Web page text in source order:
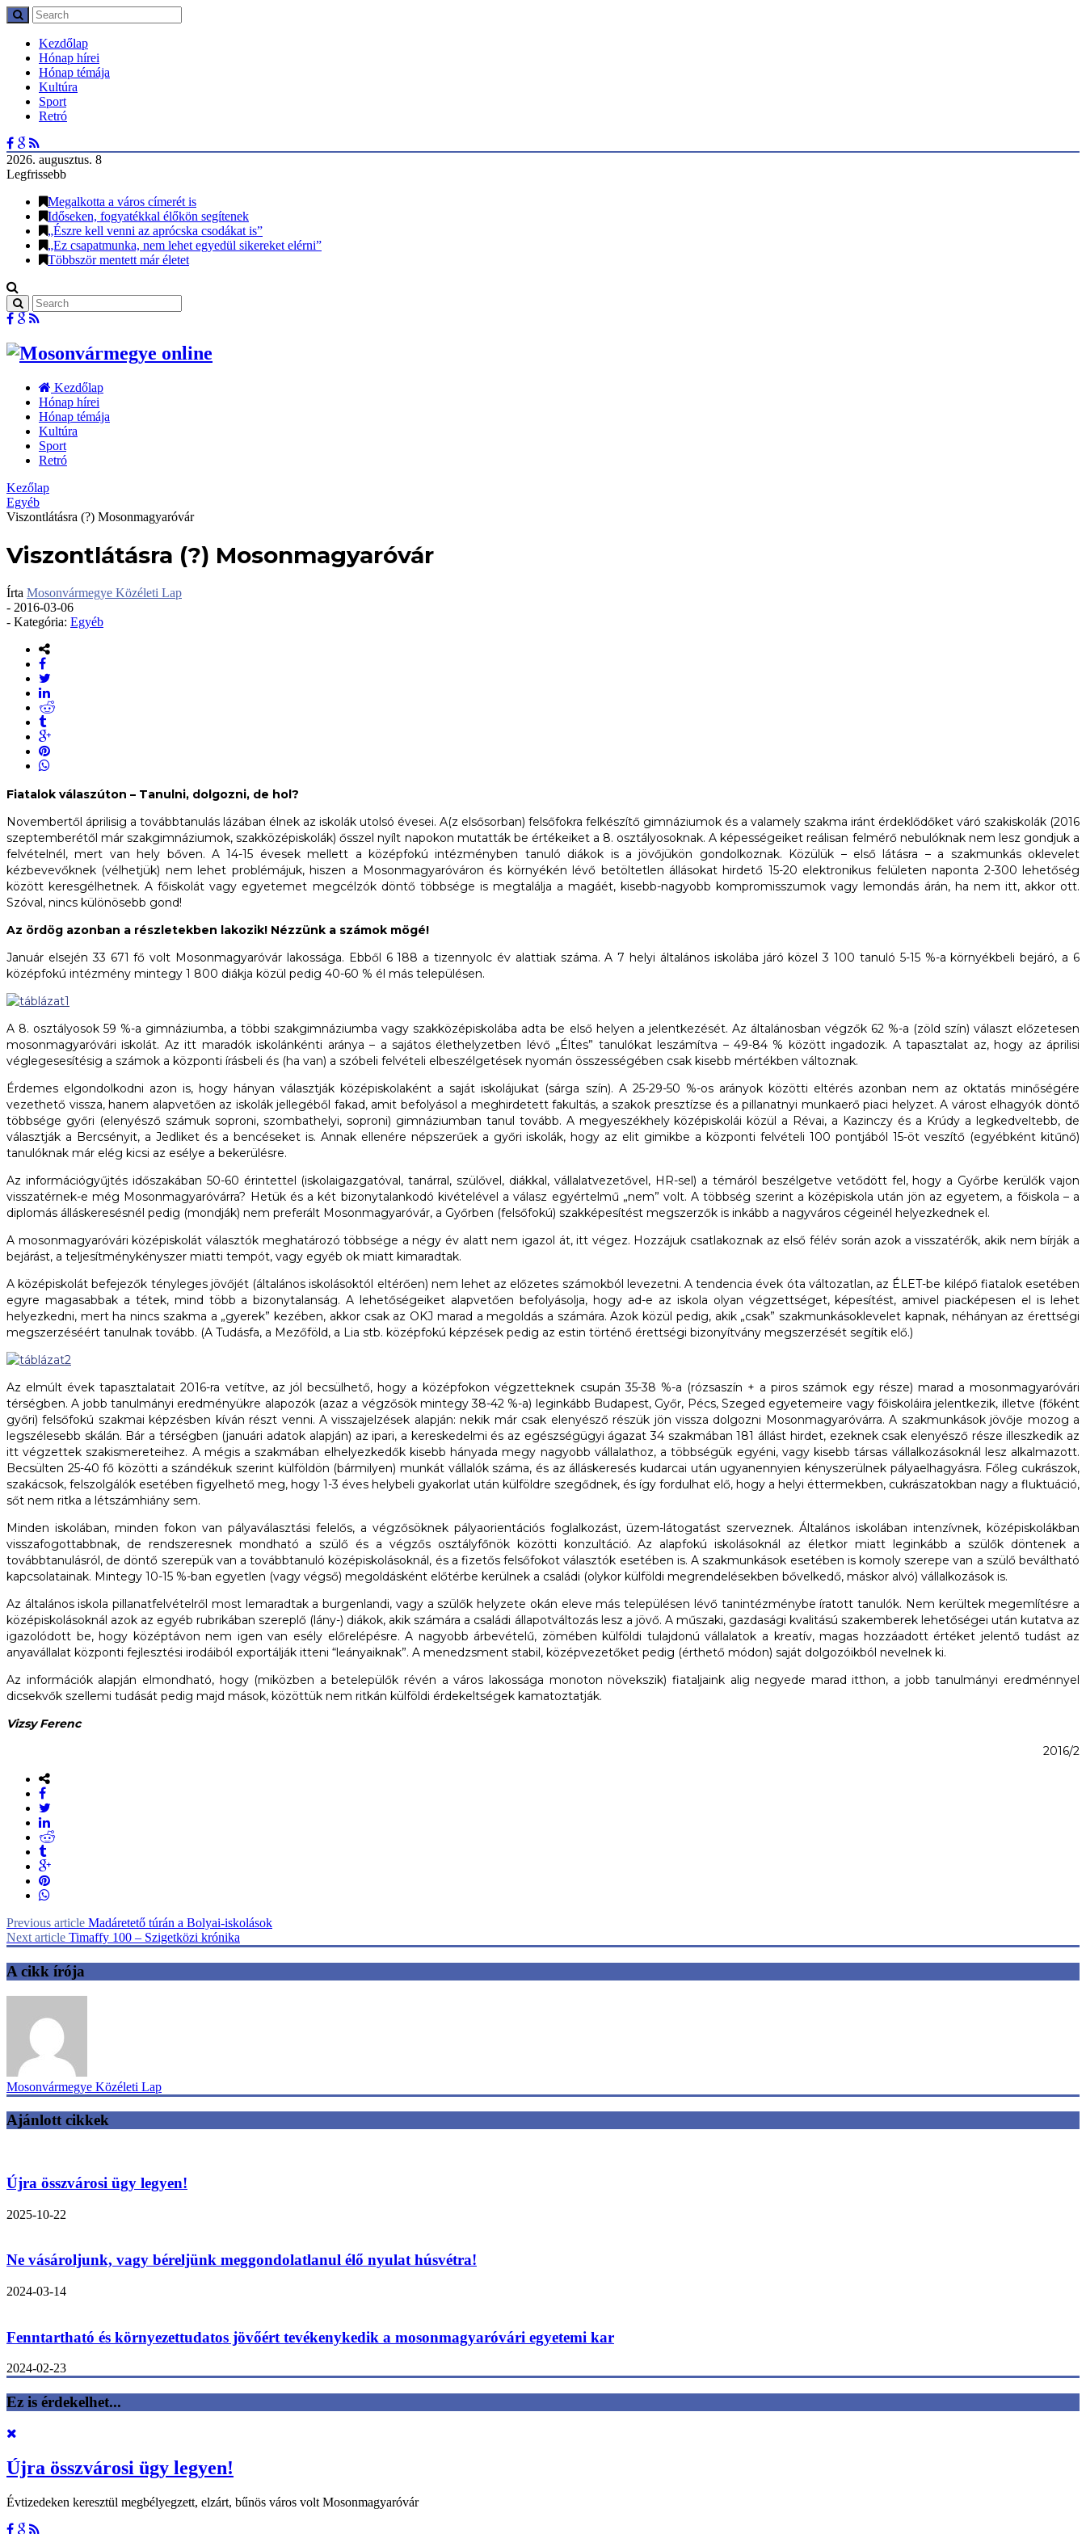
Kezdőlap
Hónap hírei
Hónap témája
Kultúra
Sport
Retró
2026. augusztus. 8
Legfrissebb
Megalkotta a város címerét is
Időseken, fogyatékkal élőkön segítenek
„Észre kell venni az aprócska csodákat is”
„Ez csapatmunka, nem lehet egyedül sikereket elérni”
Többször mentett már életet
Kezdőlap
Hónap hírei
Hónap témája
Kultúra
Sport
Retró
Kezőlap
Egyéb
Viszontlátásra (?) Mosonmagyaróvár
Viszontlátásra (?) Mosonmagyaróvár
Írta Mosonvármegye Közéleti Lap
- 2016-03-06
- Kategória: Egyéb
Fiatalok válaszúton – Tanulni, dolgozni, de hol?
Novembertől áprilisig a továbbtanulás lázában élnek az iskolák utolsó évesei. A(z elsősorban) felsőfokra felkészítő gimnáziumok és a valamely szakma iránt érdeklődőket váró szakiskolák (2016
szeptemberétől már szakgimnáziumok, szakközépiskolák) ősszel nyílt napokon mutatták be értékeiket a 8. osztályosoknak. A képességeiket reálisan felmérő nebulóknak nem lesz gondjuk a
felvételnél, mert van hely bőven. A 14-15 évesek mellett a középfokú intézményben tanuló diákok is a jövőjükön gondolkoznak. Közülük – első látásra – a szakmunkás oklevelet
kézbevevőknek (vélhetjük) nem lehet problémájuk, hiszen a Mosonmagyaróváron és környékén lévő betöltetlen állásokat hirdető 15-20 elektronikus felületen naponta 2-300 lehetőség
között keresgélhetnek. A főiskolát vagy egyetemet megcélzók döntő többsége is megtalálja a magáét, kisebb-nagyobb kompromisszumok vagy lemondás árán, ha nem itt, akkor ott.
Szóval, nincs különösebb gond!
Az ördög azonban a részletekben lakozik! Nézzünk a számok mögé!
Január elsején 33 671 fő volt Mosonmagyaróvár lakossága. Ebből 6 188 a tizennyolc év alattiak száma. A 7 helyi általános iskolába járó közel 3 100 tanuló 5-15 %-a környékbeli bejáró, a 6
középfokú intézmény mintegy 1 800 diákja közül pedig 40-60 % él más településen.
A 8. osztályosok 59 %-a gimnáziumba, a többi szakgimnáziumba vagy szakközépiskolába adta be első helyen a jelentkezését. Az általánosban végzők 62 %-a (zöld szín) választ előzetesen
mosonmagyaróvári iskolát. Az itt maradók iskolánkénti aránya – a sajátos élethelyzetben lévő „Éltes” tanulókat leszámítva – 49-84 % között ingadozik. A tapasztalat az, hogy az áprilisi
véglegesesítésig a számok a központi írásbeli és (ha van) a szóbeli felvételi elbeszélgetések nyomán összességében csak kisebb mértékben változnak.
Érdemes elgondolkodni azon is, hogy hányan választják középiskolaként a saját iskolájukat (sárga szín). A 25-29-50 %-os arányok közötti eltérés azonban nem az oktatás minőségére
vezethető vissza, hanem alapvetően az iskolák jellegéből fakad, amit befolyásol a meghirdetett fakultás, a szakok presztízse és a pillanatnyi munkaerő piaci helyzet. A várost elhagyók döntő
többsége győri (elenyésző számuk soproni, szombathelyi, soproni) gimnáziumban tanul tovább. A megyeszékhely középiskolái közül a Révai, a Kazinczy és a Krúdy a legkedveltebb, de
választják a Bercsényit, a Jedliket és a bencéseket is. Annak ellenére népszerűek a győri iskolák, hogy az elit gimikbe a központi felvételi 100 pontjából 15-öt veszítő (egyébként kitűnő)
tanulóknak már elég kicsi az esélye a bekerülésre.
Az információgyűjtés időszakában 50-60 érintettel (iskolaigazgatóval, tanárral, szülővel, diákkal, vállalatvezetővel, HR-sel) a témáról beszélgetve vetődött fel, hogy a Győrbe kerülők vajon
visszatérnek-e még Mosonmagyaróvárra? Hetük és a két bizonytalankodó kivételével a válasz egyértelmű „nem” volt. A többség szerint a középiskola után jön az egyetem, a főiskola – a
diplomás álláskeresésnél pedig (mondják) nem preferált Mosonmagyaróvár, a Győrben (felsőfokú) szakképesítést megszerzők is inkább a nagyváros cégeinél helyezkednek el.
A mosonmagyaróvári középiskolát választók meghatározó többsége a négy év alatt nem igazol át, itt végez. Hozzájuk csatlakoznak az első félév során azok a visszatérők, akik nem bírják a
bejárást, a teljesítménykényszer miatti tempót, vagy egyéb ok miatt kimaradtak.
A középiskolát befejezők tényleges jövőjét (általános iskolásoktól eltérően) nem lehet az előzetes számokból levezetni. A tendencia évek óta változatlan, az ÉLET-be kilépő fiatalok esetében
egyre magasabbak a tétek, mind több a bizonytalanság. A lehetőségeiket alapvetően befolyásolja, hogy ad-e az iskola olyan végzettséget, képesítést, amivel piacképesen el is lehet
helyezkedni, mert ha nincs szakma a „gyerek” kezében, akkor csak az OKJ marad a megoldás a számára. Azok közül pedig, akik „csak” szakmunkásoklevelet kapnak, néhányan az érettségi
megszerzéséért tanulnak tovább. (A Tudásfa, a Mezőföld, a Lia stb. középfokú képzések pedig az estin történő érettségi bizonyítvány megszerzését segítik elő.)
Az elmúlt évek tapasztalatait 2016-ra vetítve, az jól becsülhető, hogy a középfokon végzetteknek csupán 35-38 %-a (rózsaszín + a piros számok egy része) marad a mosonmagyaróvári
térségben. A jobb tanulmányi eredményükre alapozók (azaz a végzősök mintegy 38-42 %-a) leginkább Budapest, Győr, Pécs, Szeged egyetemeire vagy főiskoláira jelentkezik, illetve (főként
győri) felsőfokú szakmai képzésben kíván részt venni. A visszajelzések alapján: nekik már csak elenyésző részük jön vissza dolgozni Mosonmagyaróvárra. A szakmunkások jövője mozog a
legszélesebb skálán. Bár a térségben (januári adatok alapján) az ipari, a kereskedelmi és az egészségügyi ágazat 34 szakmában 181 állást hirdet, ezeknek csak elenyésző része illeszkedik az
itt végzettek szakismereteihez. A mégis a szakmában elhelyezkedők kisebb hányada megy nagyobb vállalathoz, a többségük egyéni, vagy kisebb társas vállalkozásoknál lesz alkalmazott.
Becsülten 25-40 fő közötti a szándékuk szerint külföldön (bármilyen) munkát vállalók száma, és az álláskeresés kudarcai után ugyanennyien kényszerülnek pályaelhagyásra. Főleg cukrászok,
szakácsok, felszolgálók esetében figyelhető meg, hogy 1-3 éves helybeli gyakorlat után külföldre szegődnek, és így fordulhat elő, hogy a helyi éttermekben, cukrászatokban nagy a fluktuáció,
sőt nem ritka a létszámhiány sem.
Minden iskolában, minden fokon van pályaválasztási felelős, a végzősöknek pályaorientációs foglalkozást, üzem-látogatást szerveznek. Általános iskolában intenzívnek, középiskolákban
visszafogottabbnak, de rendszeresnek mondható a szülő és a végzős osztályfőnök közötti konzultáció. Az alapfokú iskolásoknál az életkor miatt leginkább a szülők döntenek a
továbbtanulásról, de döntő szerepük van a továbbtanuló középiskolásoknál, és a fizetős felsőfokot választók esetében is. A szakmunkások esetében is komoly szerepe van a szülő beváltható
kapcsolatainak. Mintegy 10-15 %-ban egyetlen (vagy végső) megoldásként előtérbe kerülnek a családi (olykor külföldi megrendelésekben bővelkedő, máskor alvó) vállalkozások is.
Az általános iskola pillanatfelvételről most lemaradtak a burgenlandi, vagy a szülők helyzete okán eleve más településen lévő tanintézménybe íratott tanulók. Nem kerültek megemlítésre a
középiskolásoknál azok az egyéb rubrikában szereplő (lány-) diákok, akik számára a családi állapotváltozás lesz a jövő. A műszaki, gazdasági kvalitású szakemberek lehetőségei után kutatva az
igazolódott be, hogy középtávon nem igen van esély előrelépésre. A nagyobb árbevételű, zömében külföldi tulajdonú vállalatok a kreatív, magas hozzáadott értéket jelentő tudást az
anyavállalat központi fejlesztési irodáiból exportálják itteni “leányaiknak”. A menedzsment stabil, középvezetőket pedig (érthető módon) saját dolgozóikból nevelnek ki.
Az információk alapján elmondható, hogy (miközben a betelepülők révén a város lakossága monoton növekszik) fiataljaink alig negyede marad itthon, a jobb tanulmányi eredménnyel
dicsekvők szellemi tudását pedig majd mások, közöttük nem ritkán külföldi érdekeltségek kamatoztatják.
Vizsy Ferenc
2016/2
Previous article Madáretető túrán a Bolyai-iskolások
Next article Timaffy 100 – Szigetközi krónika
A cikk írója
Mosonvármegye Közéleti Lap
Ajánlott cikkek
Újra összvárosi ügy legyen!
2025-10-22
Ne vásároljunk, vagy béreljünk meggondolatlanul élő nyulat húsvétra!
2024-03-14
Fenntartható és környezettudatos jövőért tevékenykedik a mosonmagyaróvári egyetemi kar
2024-02-23
Ez is érdekelhet...
Újra összvárosi ügy legyen!
Évtizedeken keresztül megbélyegzett, elzárt, bűnös város volt Mosonmagyaróvár